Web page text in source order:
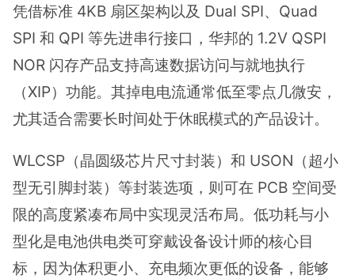
凭借标准 4KB 扇区架构以及 Dual SPI、Quad
SPI 和 QPI 等先进串行接口，华邦的 1.2V QSPI
NOR 闪存产品支持高速数据访问与就地执行
（XIP）功能。其掉电电流通常低至零点几微安，
尤其适合需要长时间处于休眠模式的产品设计。
WLCSP（晶圆级芯片尺寸封装）和 USON（超小
型无引脚封装）等封装选项，则可在 PCB 空间受
限的高度紧凑布局中实现灵活布局。低功耗与小
型化是电池供电类可穿戴设备设计师的核心目
标，因为体积更小、充电频次更低的设备，能够